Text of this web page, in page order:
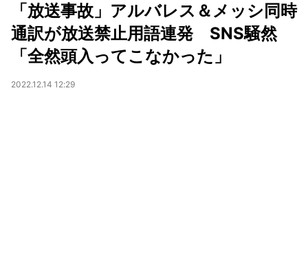
「放送事故」アルバレス＆メッシ同時
通訳が放送禁止用語連発 SNS騒然
「全然頭入ってこなかった」
2022.12.14 12:29